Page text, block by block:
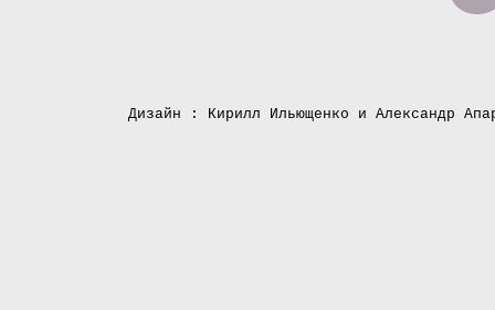
Дизайн : Кирилл Ильющенко и Александр